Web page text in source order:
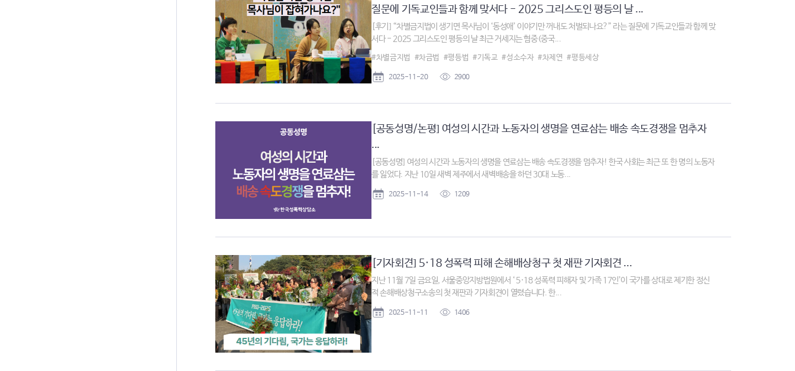
질문에 기독교인들과 함께 맞서다 - 2025 그리스도인 평등의 날 ...
[후기] “차별금지법이 생기면 목사님이 ‘동성애’ 이야기만 꺼내도 처벌되나요?” 라는 질문에 기독교인들과 함께 맞
서다 - 2025 그리스도인 평등의 날 최근 거세지는 혐중(중국...
#차별금지법 #차금법 #평등법 #기독교 #성소수자 #차제연 #평등세상
2025-11-20 2900
[공동성명/논평] 여성의 시간과 노동자의 생명을 연료삼는 배송 속도경쟁을 멈추자
...
[공동성명] 여성의 시간과 노동자의 생명을 연료삼는 배송 속도경쟁을 멈추자! 한국 사회는 최근 또 한 명의 노동자
를 잃었다. 지난 10일 새벽 제주에서 새벽배송을 하던 30대 노동...
2025-11-14 1209
[기자회견] 5·18 성폭력 피해 손해배상청구 첫 재판 기자회견 ...
지난 11월 7일 금요일, 서울중앙지방법원에서 ‘ 5·18 성폭력 피해자 및 가족 17인’이 국가를 상대로 제기한 정신
적 손해배상청구소송의 첫 재판과 기자회견이 열렸습니다. 한...
2025-11-11 1406